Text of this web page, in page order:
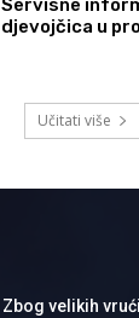
Servisne
djevojčica u
Učitati više
Zbog velikih